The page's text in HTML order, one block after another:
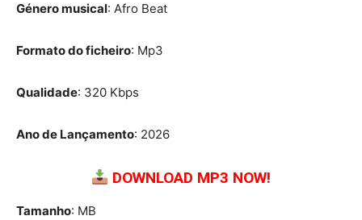
Género musical: Afro Beat
Formato do ficheiro: Mp3
Qualidade: 320 Kbps
Ano de Lançamento: 2026
DOWNLOAD MP3 NOW!
Tamanho: MB